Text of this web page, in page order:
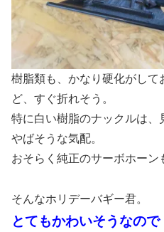
樹脂類も、かなり硬化がして
ど、すぐ折れそう。
特に白い樹脂のナックルは、
やばそうな気配。
おそらく純正のサーボホーン
そんなホリデーバギー君。
とてもかわいそうなの